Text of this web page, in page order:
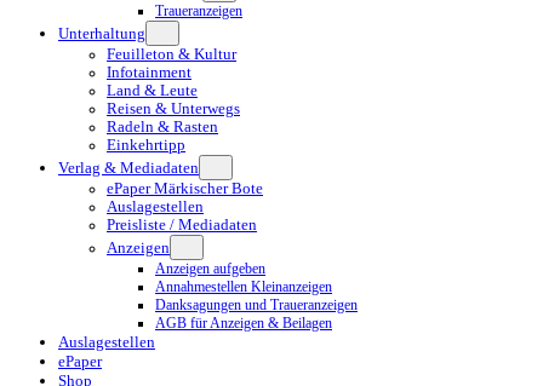
Traueranzeigen
Unterhaltung
Feuilleton & Kultur
Infotainment
Land & Leute
Reisen & Unterwegs
Radeln & Rasten
Einkehrtipp
Verlag & Mediadaten
ePaper Märkischer Bote
Auslagestellen
Preisliste / Mediadaten
Anzeigen
Anzeigen aufgeben
Annahmestellen Kleinanzeigen
Danksagungen und Traueranzeigen
AGB für Anzeigen & Beilagen
Auslagestellen
ePaper
Shop